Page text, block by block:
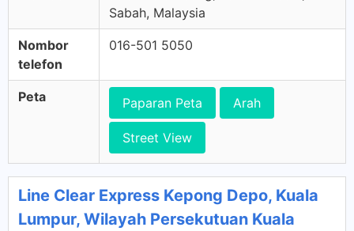
Sabah, Malaysia
Nombor
telefon
016-501 5050
Peta Paparan Peta Arah
Street View
Line Clear Express Kepong Depo, Kuala
Lumpur, Wilayah Persekutuan Kuala